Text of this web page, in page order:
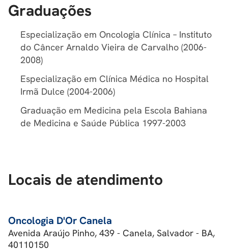
Graduações
Especialização em Oncologia Clínica – Instituto
do Câncer Arnaldo Vieira de Carvalho (2006-
2008)
Especialização em Clínica Médica no Hospital
Irmã Dulce (2004-2006)
Graduação em Medicina pela Escola Bahiana
de Medicina e Saúde Pública 1997-2003
Locais de atendimento
Oncologia D'Or Canela
Avenida Araújo Pinho, 439 - Canela, Salvador - BA,
40110150